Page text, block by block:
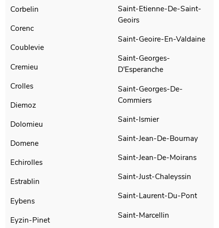
Corbelin
Corenc
Coublevie
Cremieu
Crolles
Diemoz
Dolomieu
Domene
Echirolles
Estrablin
Eybens
Eyzin-Pinet
Saint-Etienne-De-Saint-
Geoirs
Saint-Geoire-En-Valdaine
Saint-Georges-
D'Esperanche
Saint-Georges-De-
Commiers
Saint-Ismier
Saint-Jean-De-Bournay
Saint-Jean-De-Moirans
Saint-Just-Chaleyssin
Saint-Laurent-Du-Pont
Saint-Marcellin